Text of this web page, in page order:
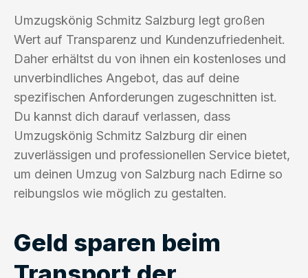
Umzugskönig Schmitz Salzburg legt großen
Wert auf Transparenz und Kundenzufriedenheit.
Daher erhältst du von ihnen ein kostenloses und
unverbindliches Angebot, das auf deine
spezifischen Anforderungen zugeschnitten ist.
Du kannst dich darauf verlassen, dass
Umzugskönig Schmitz Salzburg dir einen
zuverlässigen und professionellen Service bietet,
um deinen Umzug von Salzburg nach Edirne so
reibungslos wie möglich zu gestalten.
Geld sparen beim